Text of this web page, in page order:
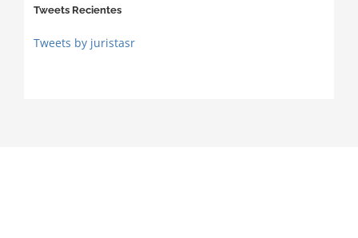
Tweets Recientes
Tweets by juristasr